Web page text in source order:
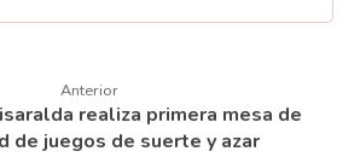
Anterior
realiza primera mesa de
de juegos de suerte y azar